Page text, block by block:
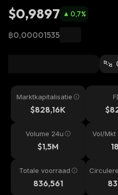
$0,9897 0,7%
฿0,00001535
Marktkapitalisatie
$828,16K
Volume 24u
$1,5M
Vol/Mkt
Totale voorraad
836,561